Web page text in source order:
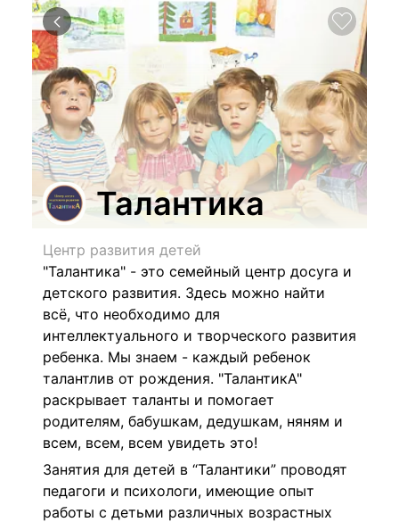
Талантика
Центр развития детей
"Талантика" - это семейный центр досуга и
детского развития. Здесь можно найти
всё, что необходимо для
интеллектуального и творческого развития
ребенка. Мы знаем - каждый ребенок
талантлив от рождения. "ТалантикА"
раскрывает таланты и помогает
родителям, бабушкам, дедушкам, няням и
всем, всем, всем увидеть это!
Занятия для детей в “Талантики” проводят
педагоги и психологи, имеющие опыт
работы с детьми различных возрастных